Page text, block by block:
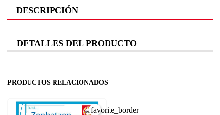
DESCRIPCIÓN
DETALLES DEL PRODUCTO
PRODUCTOS RELACIONADOS
favorite_border